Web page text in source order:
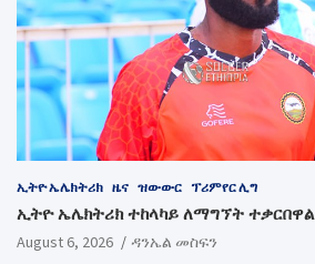
ኢትዮ ኤሌክትሪክ ዜና ዝውውር ፕሪምየር ሊግ
ኢትዮ ኤሌክትሪክ ተከላካይ ለማግኘት ተቃርበዋል
August 6, 2026 ዳንኤል መስፍን